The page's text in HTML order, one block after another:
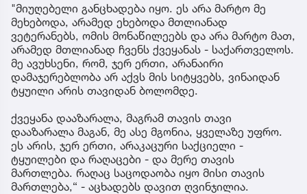
"მიუღებელი განცხადება იყო. ეს არა მარტო მე
მეხებოდა, არამედ ეხებოდა მთლიანად
ვეტერანებს, ომის მონაწილეებს და არა მარტო მათ,
არამედ მთლიანად ჩვენს ქვეყანას - საქართველოს.
მე ავუხსენი, რომ, ჯერ ერთი, არანაირი
დამაჯერებლობა არ აქვს მის სიტყვებს, ვინაიდან
ტყუილი არის თავიდან ბოლომდე.
ქვეყანა დააზარალა, მაგრამ თავის თავი
დააზარალა მაგან, მე ასე მგონია, ყველაზე უფრო.
ეს არის, ჯერ ერთი, არაკაცური საქციელი -
ტყუილები და რაღაცები - და მერე თავის
მართლება. რაღაც საცოდაობა იყო მისი თავის
მართლება,“ - აცხადებს დავით ღვინჯილია.